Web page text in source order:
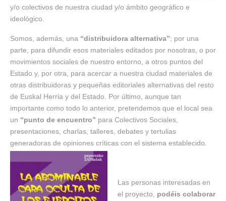
y/o colectivos de nuestra ciudad y/o ámbito geográfico e
ideológico.
Somos, además, una “distribuidora alternativa”; por una
parte, para difundir esos materiales editados por nosotras, o por
movimientos sociales de nuestro entorno, a otros puntos del
Estado y, por otra, para acercar a nuestra ciudad materiales de
otras distribuidoras y pequeñas editoriales alternativas del resto
de Euskal Herria y del Estado. Por último, aunque tan
importante como todo lo anterior, pretendemos que el local sea
un “punto de encuentro” para Colectivos Sociales,
presentaciones, charlas, talleres, debates y tertulias
generadoras de opiniones críticas con el sistema establecido.
Las personas interesadas en
el proyecto, podéis colaborar